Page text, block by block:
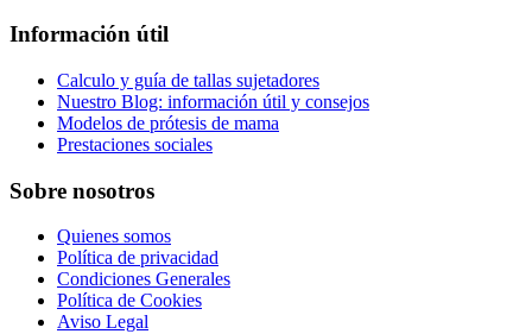
Información útil
Calculo y guía de tallas sujetadores
Nuestro Blog: información útil y consejos
Modelos de prótesis de mama
Prestaciones sociales
Sobre nosotros
Quienes somos
Política de privacidad
Condiciones Generales
Política de Cookies
Aviso Legal